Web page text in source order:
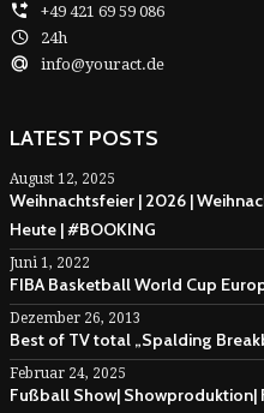
+49 421 69 59 086
24h
info@youract.de
LATEST POSTS
August 12, 2025
Weihnachtsfeier | 2026 |
Heute | #BOOKING
Juni 1, 2022
FIBA Basketball World Cup
Dezember 26, 2013
Best of TV total „Spalding
Februar 24, 2025
Fußball Show|